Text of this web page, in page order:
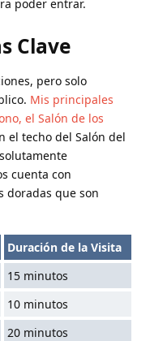
poder entrar.
Clave
pero solo
Mis principales
el Salón de los
el techo del Salón del
cuenta con
doradas que son
Duración de la Visita
15 minutos
10 minutos
20 minutos